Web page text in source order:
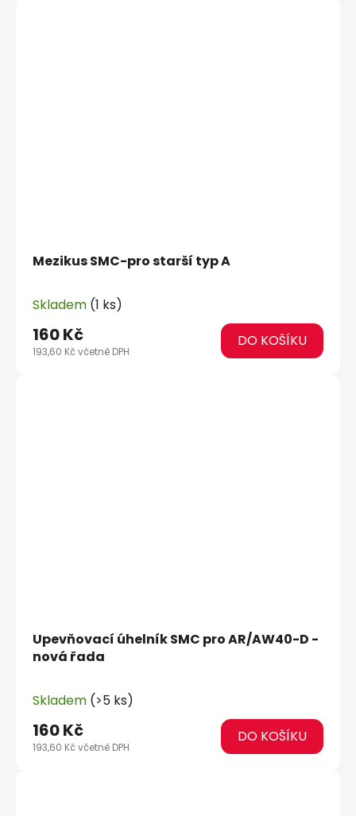
Mezikus SMC-pro starší typ A
Skladem (1 ks)
193,60 Kč včetně DPH
160 Kč DO KOŠÍKU
Upevňovací úhelník SMC pro AR/AW40-D -
nová řada
Skladem (>5 ks)
193,60 Kč včetně DPH
160 Kč DO KOŠÍKU